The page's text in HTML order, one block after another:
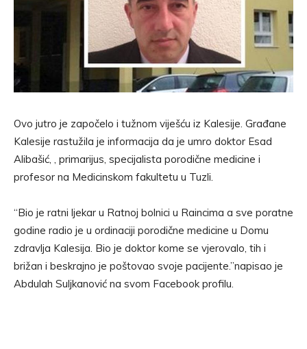
Ovo jutro je započelo i tužnom viješću iz Kalesije. Građane
Kalesije rastužila je informacija da je umro doktor Esad
Alibašić, , primarijus, specijalista porodične medicine i
profesor na Medicinskom fakultetu u Tuzli.
“Bio je ratni ljekar u Ratnoj bolnici u Raincima a sve poratne
godine radio je u ordinaciji porodične medicine u Domu
zdravlja Kalesija. Bio je doktor kome se vjerovalo, tih i
brižan i beskrajno je poštovao svoje pacijente.”napisao je
Abdulah Suljkanović na svom Facebook profilu.